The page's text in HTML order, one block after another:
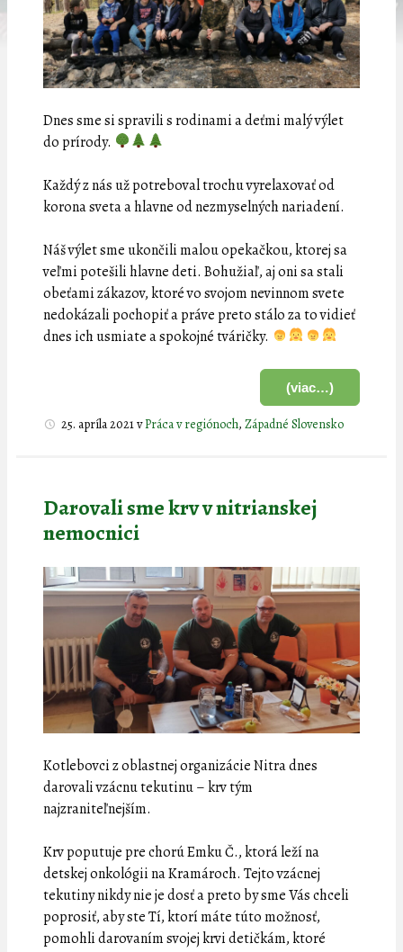
Dnes sme si spravili s rodinami a deťmi malý výlet
do prírody.
Každý z nás už potreboval trochu vyrelaxovať od
korona sveta a hlavne od nezmyselných nariadení.
Náš výlet sme ukončili malou opekačkou, ktorej sa
veľmi potešili hlavne deti. Bohužiaľ, aj oni sa stali
obeťami zákazov, ktoré vo svojom nevinnom svete
nedokázali pochopiť a práve preto stálo za to vidieť
dnes ich usmiate a spokojné tváričky.
(viac…)
25. apríla 2021vPráca v regiónoch, Západné Slovensko
Darovali sme krv v nitrianskej
nemocnici
Kotlebovci z oblastnej organizácie Nitra dnes
darovali vzácnu tekutinu – krv tým
najzraniteľnejším.
Krv poputuje pre chorú Emku Č., ktorá leží na
detskej onkológii na Kramároch. Tejto vzácnej
tekutiny nikdy nie je dosť a preto by sme Vás chceli
poprosiť, aby ste Tí, ktorí máte túto možnosť,
pomohli darovaním svojej krvi detičkám, ktoré